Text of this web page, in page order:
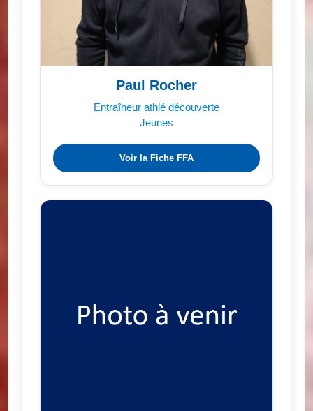
Paul Rocher
Entraîneur athlé découverte
Jeunes
Voir la Fiche FFA